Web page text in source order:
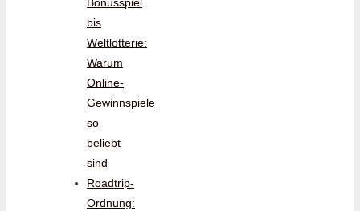
bis
Weltlotterie:
Warum
Online-
Gewinnspiele
so
beliebt
sind
Roadtrip-
Ordnung: